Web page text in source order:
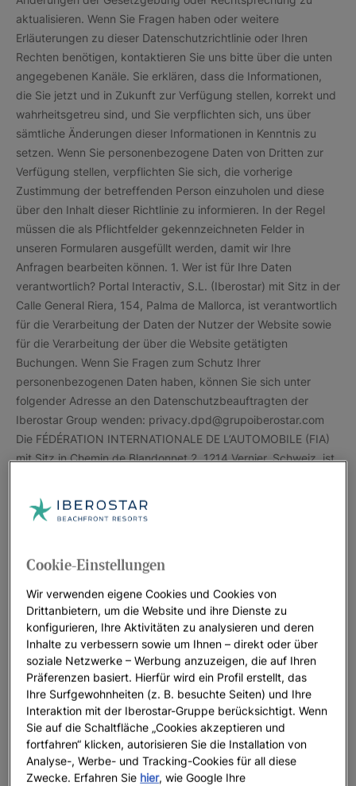
Cookie-Einstellungen
Wir verwenden eigene Cookies und Cookies von
Drittanbietern, um die Website und ihre Dienste zu
konfigurieren, Ihre Aktivitäten zu analysieren und deren
Inhalte zu verbessern sowie um Ihnen – direkt oder über
soziale Netzwerke – Werbung anzuzeigen, die auf Ihren
Präferenzen basiert. Hierfür wird ein Profil erstellt, das
Ihre Surfgewohnheiten (z. B. besuchte Seiten) und Ihre
Interaktion mit der Iberostar-Gruppe berücksichtigt. Wenn
Sie auf die Schaltfläche „Cookies akzeptieren und
fortfahren“ klicken, autorisieren Sie die Installation von
Analyse-, Werbe- und Tracking-Cookies für all diese
Zwecke. Erfahren Sie hier, wie Google Ihre